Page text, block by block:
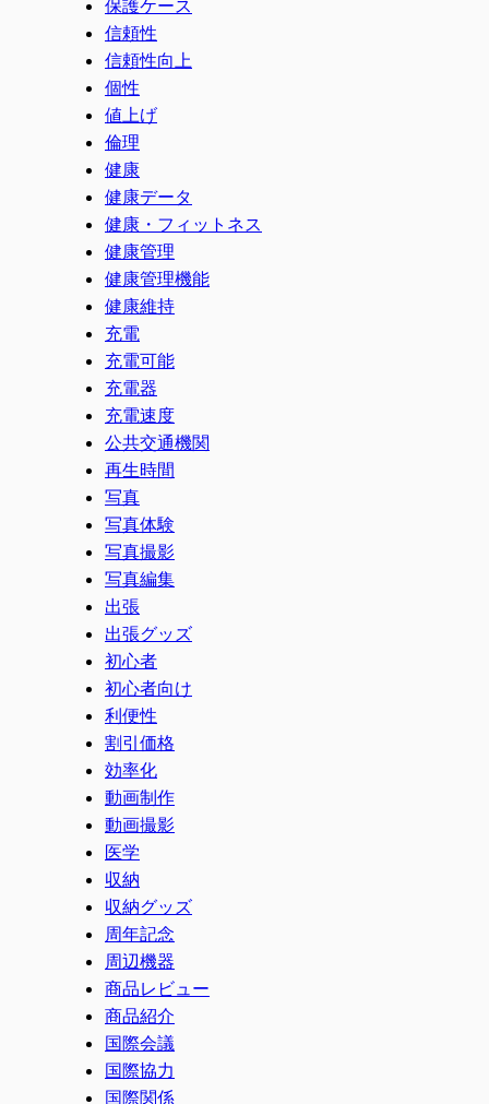
保護ケース
信頼性
信頼性向上
個性
値上げ
倫理
健康
健康データ
健康・フィットネス
健康管理
健康管理機能
健康維持
充電
充電可能
充電器
充電速度
公共交通機関
再生時間
写真
写真体験
写真撮影
写真編集
出張
出張グッズ
初心者
初心者向け
利便性
割引価格
効率化
動画制作
動画撮影
医学
収納
収納グッズ
周年記念
周辺機器
商品レビュー
商品紹介
国際会議
国際協力
国際関係